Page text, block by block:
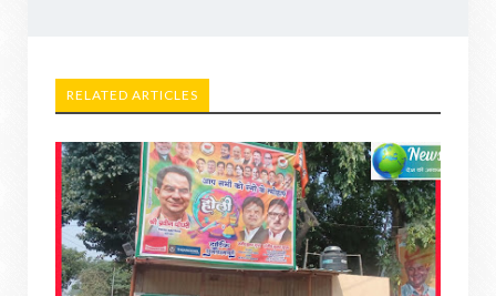
RELATED ARTICLES